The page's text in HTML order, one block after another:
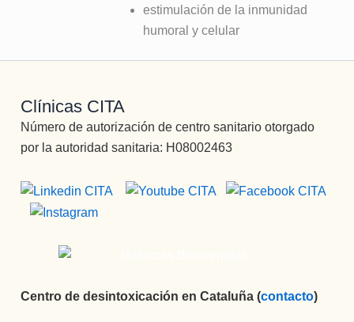
estimulación de la inmunidad
humoral y celular
Clínicas CITA
Número de autorización de centro sanitario otorgado
por la autoridad sanitaria: H08002463
Centro de desintoxicación en Cataluña (contacto)